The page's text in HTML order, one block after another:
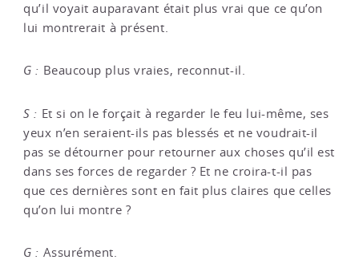
qu’il voyait auparavant était plus vrai que ce qu’on
lui montrerait à présent.
G : Beaucoup plus vraies, reconnut-il.
S : Et si on le forçait à regarder le feu lui-même, ses
yeux n’en seraient-ils pas blessés et ne voudrait-il
pas se détourner pour retourner aux choses qu’il est
dans ses forces de regarder ? Et ne croira-t-il pas
que ces dernières sont en fait plus claires que celles
qu’on lui montre ?
G : Assurément.